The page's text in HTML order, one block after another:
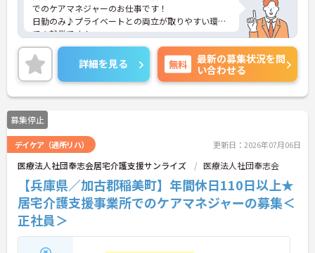
でのケアマネジャーのお仕事です！
日勤のみ♪プライベートとの両立が取りやすい環境
での就業です！
ご興味ある方には、面接のポイントなど、さらに詳
細をお話致しますのでお気軽にご相談ください。
詳細を見る 無料
最新の募集状況を問
い合わせる
募集停止
デイケア（通所リハ） 更新日：2026年07月06日
医療法人社団奉志会居宅介護支援サンライズ 医療法人社団奉志会
【兵庫県／加古郡稲美町】年間休日110日以上★
居宅介護支援事業所でのケアマネジャーの募集＜
正社員＞